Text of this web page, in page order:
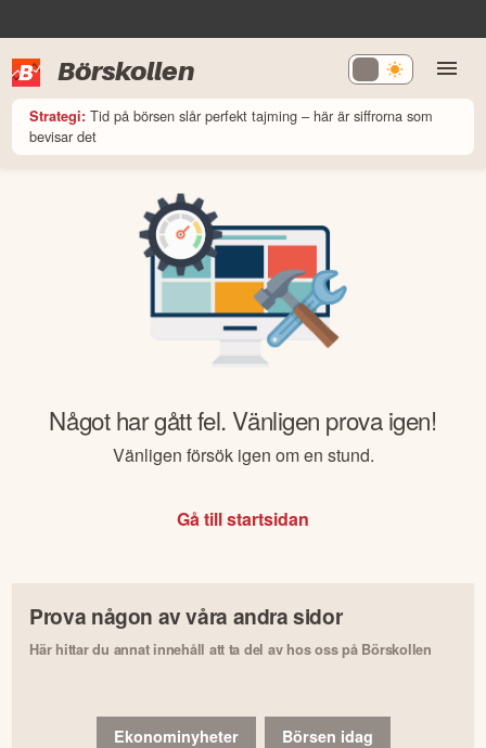
Börskollen
Strategi: Tid på börsen slår perfekt tajming – här är siffrorna som
bevisar det
Något har gått fel. Vänligen prova igen!
Vänligen försök igen om en stund.
Gå till startsidan
Prova någon av våra andra sidor
Här hittar du annat innehåll att ta del av hos oss på Börskollen
Ekonominyheter Börsen idag